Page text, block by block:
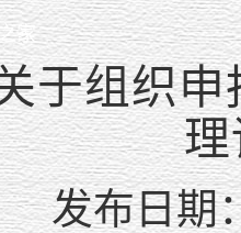
家
于组织申
理
发布日期